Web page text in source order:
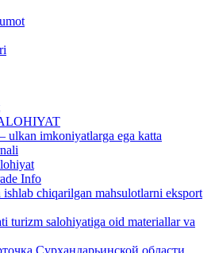
ulkan imkoniyatlarga ega katta
Info
ishlab chiqarilgan mahsulotlarni eksport
turizm salohiyatiga oid materiallar va
Сурхандарьинской области